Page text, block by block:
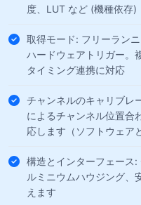
度、LUT など (機種依存)
取得モード: フリーラン
ハードウェアトリガー。
タイミング連携に対応
チャンネルのキャリブレ
によるチャンネル位置合
応します（ソフトウェア
構造とインターフェース
ルミニウムハウジング、
えます